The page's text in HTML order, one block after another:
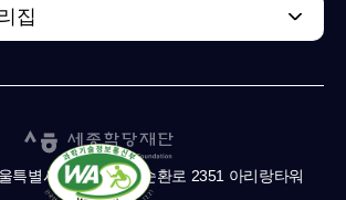
집
특별시 서초구 남부순환로 2351 아리랑타워